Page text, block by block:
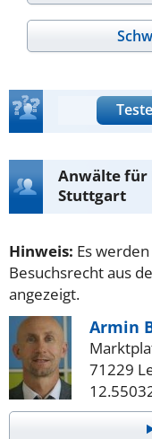
Anwälte für
Stuttgart
Hinweis: Es
Besuchsrecht aus
angezeigt.
Armin
71229